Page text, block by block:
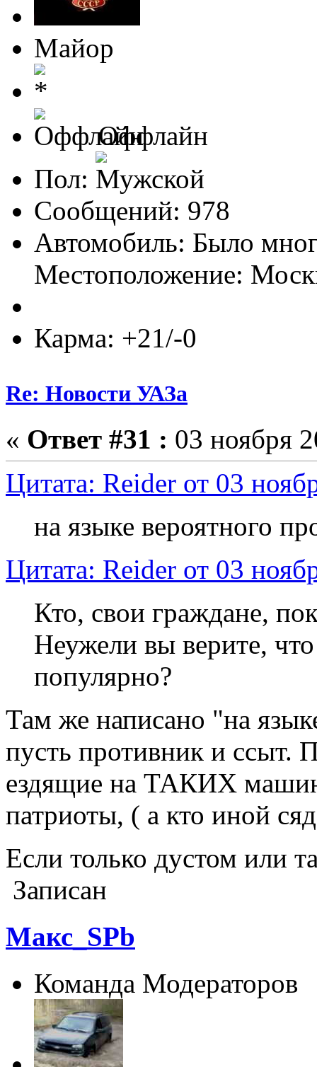
Майор
Оффлайн
Пол:
Сообщений: 978
Автомобиль: Было
Местоположение:
Карма: +21/-0
Re: Новости УАЗа
« Ответ #31 : 03 ноября
Цитата: Reider от 03
на языке вероятного
Цитата: Reider от 03
Кто, свои граждане,
Неужели вы верите,
популярно?
Там же написано "на
пусть противник и ссыт.
ездящие на ТАКИХ
патриоты, ( а кто иной
Если только дустом или
Записан
Макс_SPb
Команда Модераторов